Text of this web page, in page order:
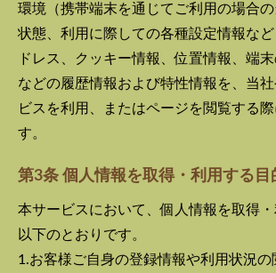
環境（携帯端末を通じてご利用の場合
状態、利用に際しての各種設定情報な
ドレス、クッキー情報、位置情報、端
などの履歴情報および特性情報を、当
ビスを利用、またはページを閲覧する
す。
第3条 個人情報を取得・利用する目
本サービスにおいて、個人情報を取得
以下のとおりです。
1.お客様ご自身の登録情報や利用状況